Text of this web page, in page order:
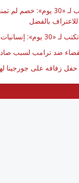
اللبناني وليد عماد يكتب لـ
بالفضل
خارطة الطريق
ضد ترامب لسبب
زفافه على جورجينا